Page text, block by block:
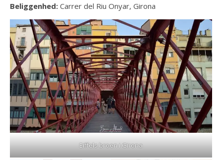
Beliggenhed: Carrer del Riu Onyar, Girona
Eiffels broen i Girona